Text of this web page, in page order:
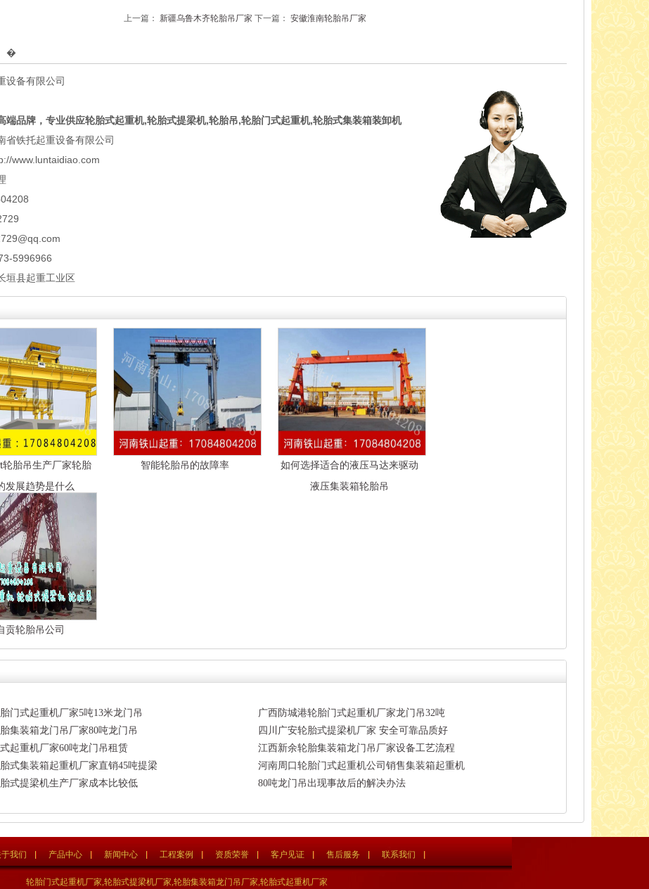
上一篇： 新疆乌鲁木齐轮胎吊厂家 下一篇： 安徽淮南轮胎吊厂家
�
设备有限公司
端品牌，专业供应轮胎式起重机,轮胎式提梁机,轮胎吊,轮胎门式起重机,轮胎式集装箱装卸机
省铁托起重设备有限公司
www.luntaidiao.com
5996966
垣县起重工业区
轮胎吊生产厂家轮胎
发展趋势是什么
智能轮胎吊的故障率
如何选择适合的液压马达来驱动
液压集装箱轮胎吊
贡轮胎吊公司
门式起重机厂家5吨13米龙门吊
广西防城港轮胎门式起重机厂家龙门吊32吨
集装箱龙门吊厂家80吨龙门吊
四川广安轮胎式提梁机厂家 安全可靠品质好
起重机厂家60吨龙门吊租赁
江西新余轮胎集装箱龙门吊厂家设备工艺流程
式集装箱起重机厂家直销45吨提梁
河南周口轮胎门式起重机公司销售集装箱起重机
式提梁机生产厂家成本比较低
80吨龙门吊出现事故后的解决办法
于我们 产品中心 新闻中心 工程案例 资质荣誉 客户见证 售后服务 联系我们
轮胎门式起重机厂家,轮胎式提梁机厂家,轮胎集装箱龙门吊厂家,轮胎式起重机厂家